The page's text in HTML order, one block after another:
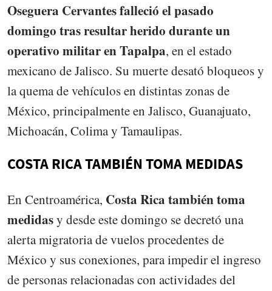
Oseguera Cervantes falleció el pasado
domingo tras resultar herido durante un
operativo militar en Tapalpa, en el estado
mexicano de Jalisco. Su muerte desató bloqueos y
la quema de vehículos en distintas zonas de
México, principalmente en Jalisco, Guanajuato,
Michoacán, Colima y Tamaulipas.
COSTA RICA TAMBIÉN TOMA MEDIDAS
En Centroamérica, Costa Rica también toma
medidasy desde este domingo se decretó una
alerta migratoria de vuelos procedentes de
México y sus conexiones, para impedir el ingreso
de personas relacionadas con actividades del